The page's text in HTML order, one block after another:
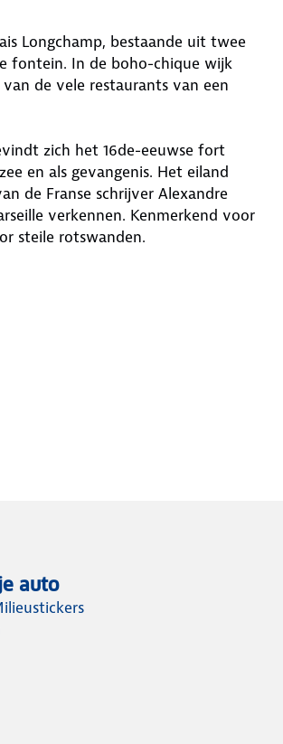
Longchamp, bestaande uit twee
fontein. In de boho-chique wijk
de vele restaurants van een
zich het 16de-eeuwse fort
en als gevangenis. Het eiland
de Franse schrijver Alexandre
verkennen. Kenmerkend voor
steile rotswanden.
auto